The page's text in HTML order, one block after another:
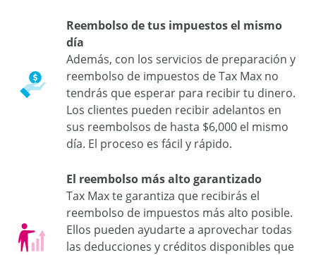
Reembolso de tus impuestos el mismo
día
Además, con los servicios de preparación y
reembolso de impuestos de Tax Max no
tendrás que esperar para recibir tu dinero.
Los clientes pueden recibir adelantos en
sus reembolsos de hasta $6,000 el mismo
día. El proceso es fácil y rápido.
El reembolso más alto garantizado
Tax Max te garantiza que recibirás el
reembolso de impuestos más alto posible.
Ellos pueden ayudarte a aprovechar todas
las deducciones y créditos disponibles que